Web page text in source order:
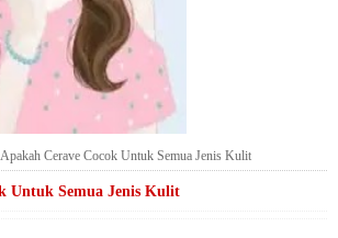
Apakah Cerave Cocok Untuk Semua Jenis Kulit
Untuk Semua Jenis Kulit